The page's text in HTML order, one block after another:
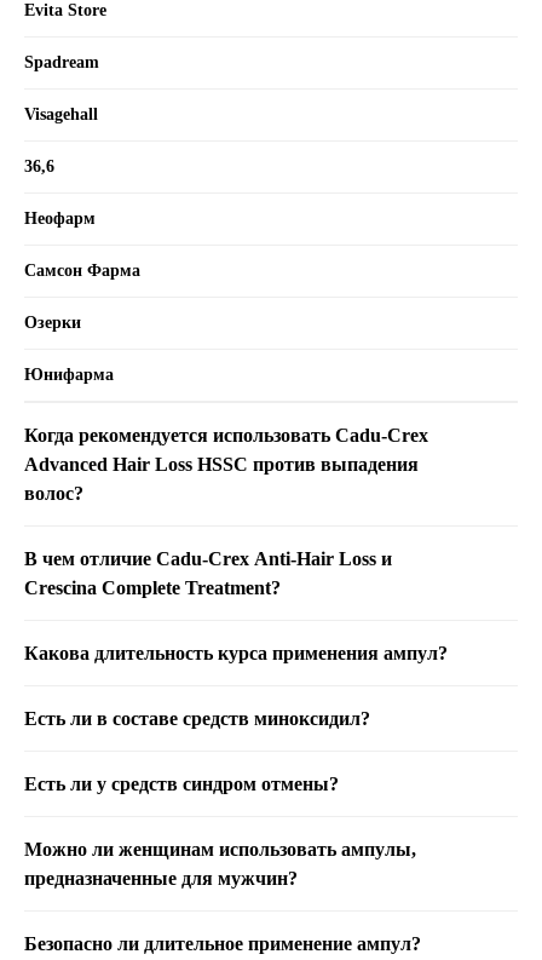
Evita Store
Spadream
Visagehall
36,6
Неофарм
Самсон Фарма
Озерки
Юнифарма
Когда рекомендуется использовать Cadu-Crex
Advanced Hair Loss HSSC против выпадения
волос?
В чем отличие Cadu-Crex Anti-Hair Loss и
Crescina Complete Treatment?
Какова длительность курса применения ампул?
Есть ли в составе средств миноксидил?
Есть ли у средств синдром отмены?
Можно ли женщинам использовать ампулы,
предназначенные для мужчин?
Безопасно ли длительное применение ампул?